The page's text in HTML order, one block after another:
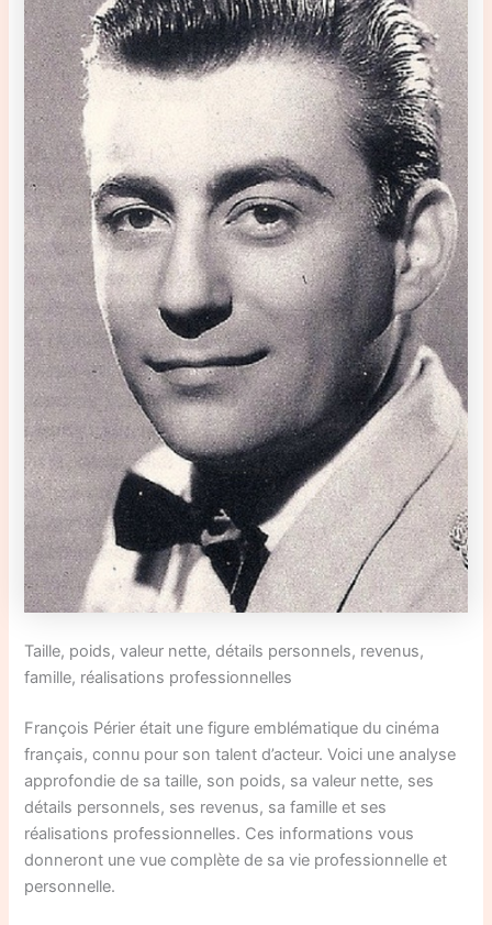
Taille, poids, valeur nette, détails personnels, revenus,
famille, réalisations professionnelles
François Périer était une figure emblématique du cinéma
français, connu pour son talent d’acteur. Voici une analyse
approfondie de sa taille, son poids, sa valeur nette, ses
détails personnels, ses revenus, sa famille et ses
réalisations professionnelles. Ces informations vous
donneront une vue complète de sa vie professionnelle et
personnelle.